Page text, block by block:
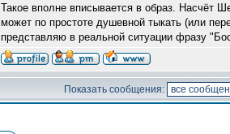
Такое вполне вписывается в образ. Насчёт
может по простоте душевной тыкать (или
представляю в реальной ситуации фразу
Показать сообщения: